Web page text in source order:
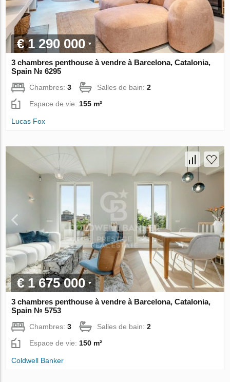
€ 1 290 000
3 chambres penthouse à vendre à Barcelona, Catalonia,
Spain № 6295
Chambres:3 Salles de bain:2
Espace de vie: 155 m²
Lucas Fox
€ 1 675 000
3 chambres penthouse à vendre à Barcelona, Catalonia,
Spain № 5753
Chambres:3 Salles de bain:2
Espace de vie: 150 m²
Coldwell Banker